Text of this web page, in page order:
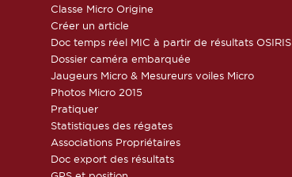
Classe Micro Origine
Créer un article
Doc temps réel MIC à partir de résultats OSIRIS
Dossier caméra embarquée
Jaugeurs Micro & Mesureurs voiles Micro
Photos Micro 2015
Pratiquer
Statistiques des régates
Associations Propriétaires
Doc export des résultats